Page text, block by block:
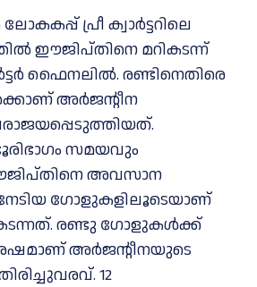
പ്രീ ക്വാർട്ടറിലെ
ഈജിപ്തിനെ മറികടന്ന്
ഫൈനലിൽ. രണ്ടിനെതിരെ
അർജന്റീന
സമയവും
അവസാന
ഗോളുകളിലൂടെയാണ്
രണ്ടു ഗോളുകൾക്ക്
അർജന്റീനയുടെ
12